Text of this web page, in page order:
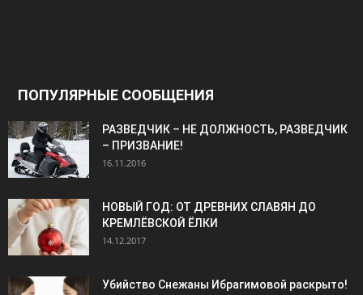
ПОПУЛЯРНЫЕ СООБЩЕНИЯ
РАЗВЕДЧИК – НЕ ДОЛЖНОСТЬ, РАЗВЕДЧИК
– ПРИЗВАНИЕ!
16.11.2016
НОВЫЙ ГОД: ОТ ДРЕВНИХ СЛАВЯН ДО
КРЕМЛЁВСКОЙ ЁЛКИ
14.12.2017
Убийство Снежаны Ибрагимовой раскрыто!